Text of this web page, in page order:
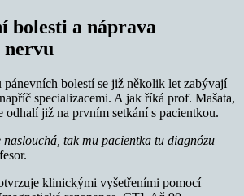
bolesti a náprava
nervu
pánevních bolestí se již několik let zabývají
specializacemi. A jak říká prof. Mašata,
již na prvním setkání s pacientkou.
naslouchá, tak mu pacientka tu diagnózu
klinickými vyšetřeními pomocí